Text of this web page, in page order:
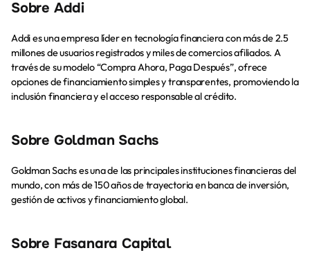
Sobre Addi
Addi es una empresa líder en tecnología financiera con más de 2.5
millones de usuarios registrados y miles de comercios afiliados. A
través de su modelo “Compra Ahora, Paga Después”, ofrece
opciones de financiamiento simples y transparentes, promoviendo la
inclusión financiera y el acceso responsable al crédito.
Sobre Goldman Sachs
Goldman Sachs es una de las principales instituciones financieras del
mundo, con más de 150 años de trayectoria en banca de inversión,
gestión de activos y financiamiento global.
Sobre Fasanara Capital